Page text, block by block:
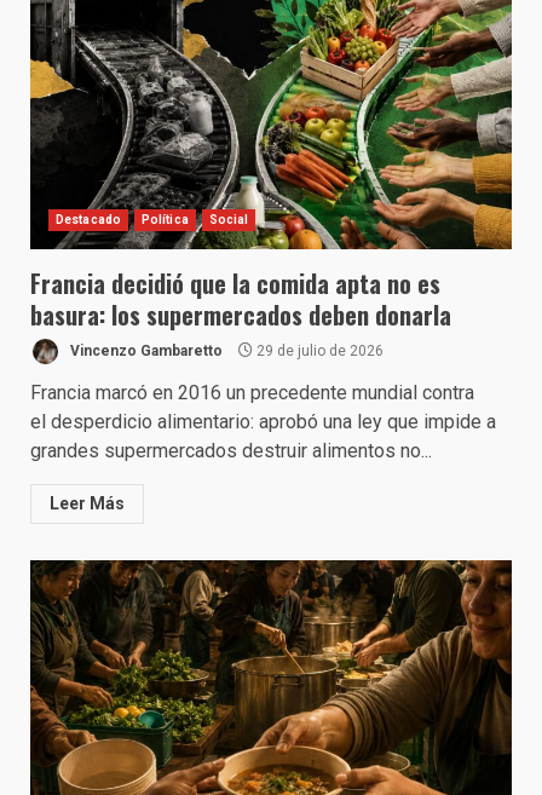
Destacado Política Social
Francia decidió que la comida apta no es
basura: los supermercados deben donarla
Vincenzo Gambaretto 29 de julio de 2026
Francia marcó en 2016 un precedente mundial contra
el desperdicio alimentario: aprobó una ley que impide a
grandes supermercados destruir alimentos no...
Leer Más